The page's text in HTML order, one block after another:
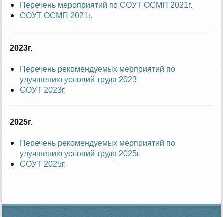
Перечень мероприятий по СОУТ ОСМП 2021г.
СОУТ ОСМП 2021г.
2023г.
Перечень рекомендуемых мерприятий по
улучшению условий труда 2023
СОУТ 2023г.
2025г.
Перечень рекомендуемых мерприятий по
улучшению условий труда 2025г.
СОУТ 2025г.